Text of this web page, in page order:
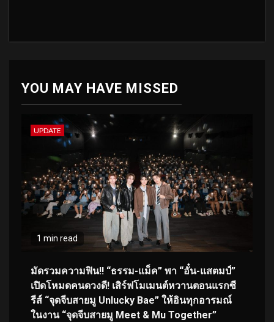
YOU MAY HAVE MISSED
UPDATE
1 min read
มัดรวมความฟิน!! “ธรรม-แม็ค” พา “อั๋น-แสตมป์”
เปิดโหมดคนดวงดี! เสิร์ฟโมเมนต์หวานตอนแรกซี
รีส์ “จุดจีบสายมู Unlucky Bae” ให้อินทุกอารมณ์
ในงาน “จุดจีบสายมู Meet & Mu Together”